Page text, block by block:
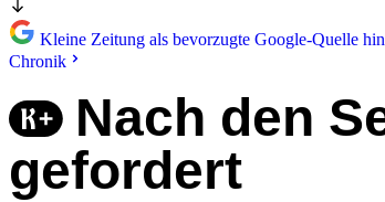
Kleine Zeitung als bevorzugte Google-Quelle
Chronik
Nach den
gefordert